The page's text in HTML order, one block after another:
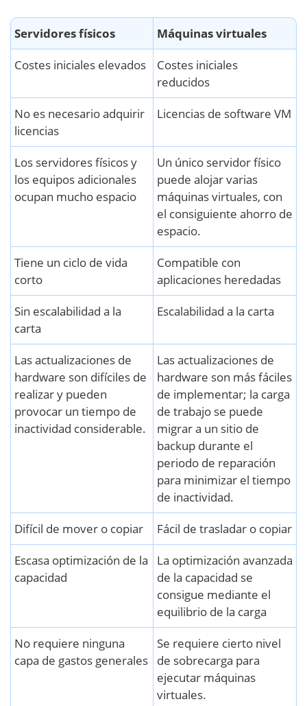
Servidores físicos
Máquinas virtuales
Costes iniciales elevados
Costes iniciales
reducidos
No es necesario adquirir
licencias
Licencias de software VM
Los servidores físicos y
los equipos adicionales
ocupan mucho espacio
Un único servidor físico
puede alojar varias
máquinas virtuales, con
el consiguiente ahorro de
espacio.
Tiene un ciclo de vida
corto
Compatible con
aplicaciones heredadas
Sin escalabilidad a la
carta
Escalabilidad a la carta
Las actualizaciones de
hardware son difíciles de
realizar y pueden
provocar un tiempo de
inactividad considerable.
Las actualizaciones de
hardware son más fáciles
de implementar; la carga
de trabajo se puede
migrar a un sitio de
backup durante el
periodo de reparación
para minimizar el tiempo
de inactividad.
Difícil de mover o copiar
Fácil de trasladar o copiar
Escasa optimización de la
capacidad
La optimización avanzada
de la capacidad se
consigue mediante el
equilibrio de la carga
No requiere ninguna
capa de gastos generales
Se requiere cierto nivel
de sobrecarga para
ejecutar máquinas
virtuales.